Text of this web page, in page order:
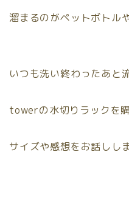
溜まるのがペットボトル
いつも洗い終わったあと
towerの水切りラックを購
サイズや感想をお話しし